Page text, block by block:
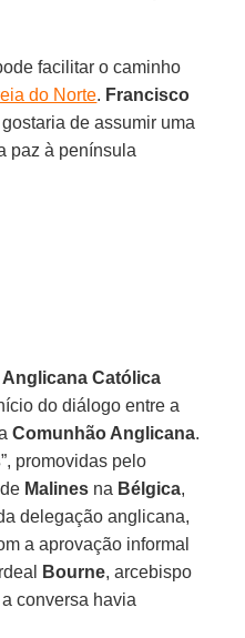
facilitar o caminho
do Norte. Francisco
de assumir uma
paz à península
Católica
do diálogo entre a
Comunhão Anglicana.
”, promovidas pelo
Malines na Bélgica,
delegação anglicana,
a aprovação informal
Bourne, arcebispo
conversa havia